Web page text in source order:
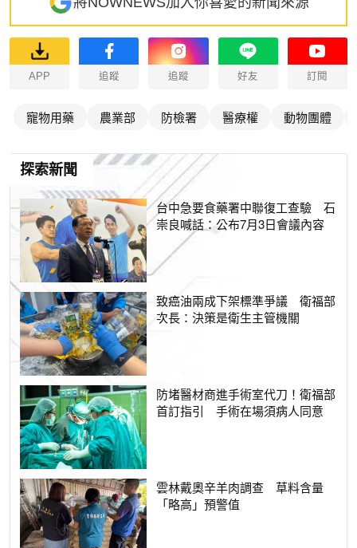
APP 追蹤 追蹤 好友 訂閱
寵物用藥 農業部 防檢署 醫療權 動物團體
探索新聞
台中急要食藥署中聯復工查驗 石
崇良喊話：公布7月3日會議內容
致癌油兩成下架標準爭議 衛福部
次長：決策是衛生主管機關
防堵醫材商進手術室代刀！衛福部
首訂指引 手術在場須病人同意
雲林戴奧辛羊肉調查 草料含量
「略高」預警值